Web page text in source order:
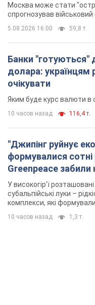
Москва може стати
спрогнозував військовий
5.08.2026 16:00 59,8 т.
Банки "готуються"
долара: українцям
очікувати
Яким буде курс валюти в
10 часов назад 116,4 т.
"Джипінг руйнує
формувалися сотні
Greenpeace забили
У високогір'ї розташовані
субальпійські луки –
комплекси, які
10 часов назад 1,3 т.